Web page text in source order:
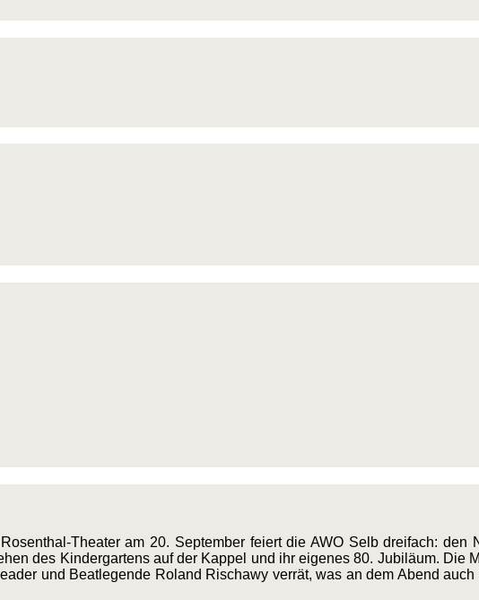
Theater am 20. September feiert die AWO Selb dreifach: den
des Kindergartens auf der Kappel und ihr eigenes 80. Jubiläum. Die
und Beatlegende Roland Rischawy verrät, was an dem Abend